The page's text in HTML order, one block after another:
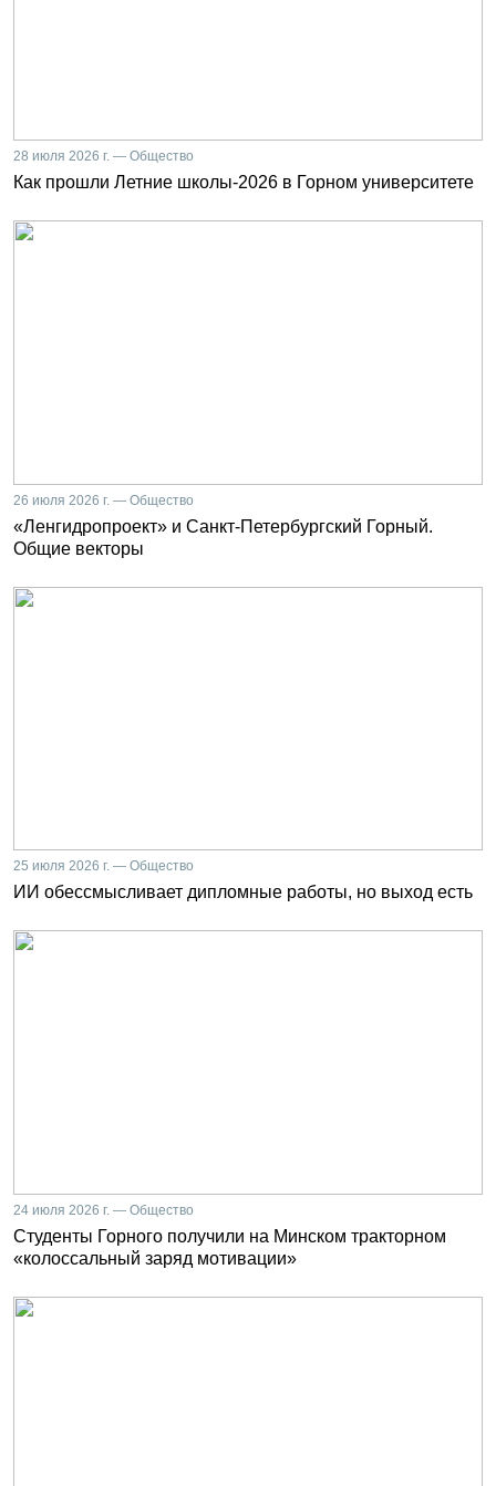
28 июля 2026 г. — Общество
Как прошли Летние школы-2026 в Горном университете
26 июля 2026 г. — Общество
«Ленгидропроект» и Санкт-Петербургский Горный.
Общие векторы
25 июля 2026 г. — Общество
ИИ обессмысливает дипломные работы, но выход есть
24 июля 2026 г. — Общество
Студенты Горного получили на Минском тракторном
«колоссальный заряд мотивации»